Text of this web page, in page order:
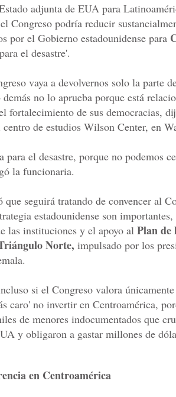
adjunta de EUA para
Congreso podría reducir
por el Gobierno estadounidense para
el desastre'.
vaya a devolvernos solo la parte
no lo aprueba porque está
fortalecimiento de sus democracias,
de estudios Wilson Center, en
para el desastre, porque no podemos
la funcionaria.
que seguirá tratando de convencer al
estadounidense son
las instituciones y el apoyo al Plan de
Norte, impulsado por los
si el Congreso valora
caro' no invertir en Centroamérica,
de menores indocumentados que
y obligaron a gastar millones de
en Centroamérica